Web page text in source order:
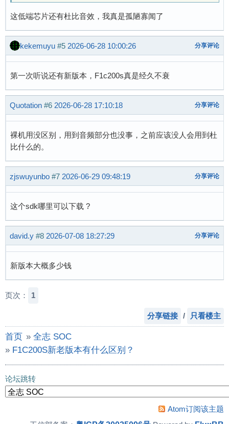
这低端芯片还有杜比音效，我真是孤陋寡闻了
kekemuyu #5 2026-06-28 10:00:26 分享评论
第一次听说还有新版本，F1c200s真是经久不衰
Quotation #6 2026-06-28 17:10:18 分享评论
裸机用没区别，用到音频部分也没事，之前应该没人会用到杜
比什么的。
zjswuyunbo #7 2026-06-29 09:48:19 分享评论
这个sdk哪里可以下载 ?
david.y #8 2026-07-08 18:27:29 分享评论
新版本大概多少钱
页次： 1
分享链接 / 只看楼主
首页 » 全志 SOC
» F1C200S新老版本有什么区别？
论坛跳转
Atom订阅该主题